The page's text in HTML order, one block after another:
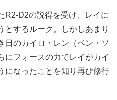
R2-D2の説得を受け、レイに
とするルーク。しかしあまり
日のカイロ・レン（ベン・ソ
にフォースの力でレイがカイ
になったことを知り再び修行